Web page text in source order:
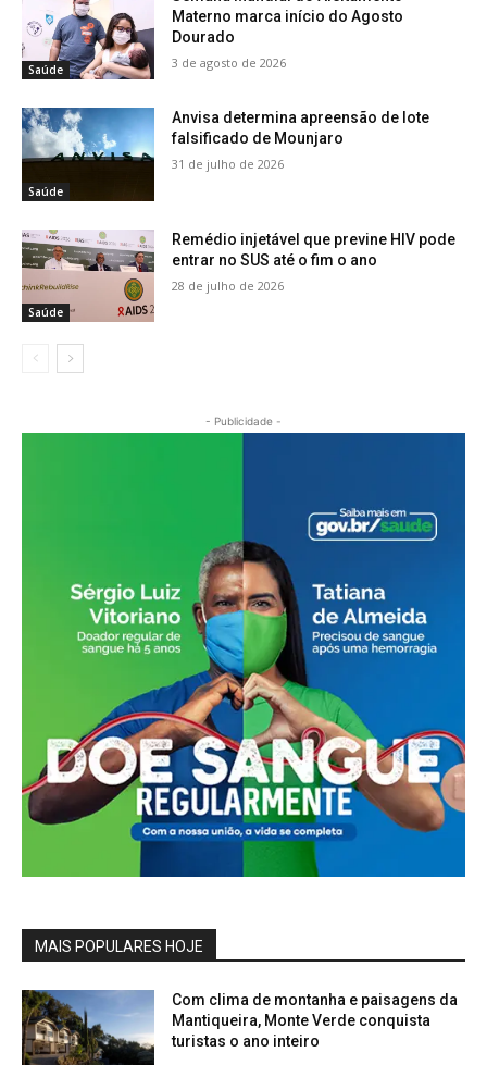
Saúde
Materno marca início do Agosto
Dourado
3 de agosto de 2026
Saúde
Anvisa determina apreensão de lote
falsificado de Mounjaro
31 de julho de 2026
Saúde
Remédio injetável que previne HIV pode
entrar no SUS até o fim o ano
28 de julho de 2026
- Publicidade -
MAIS POPULARES HOJE
Com clima de montanha e paisagens da
Mantiqueira, Monte Verde conquista
turistas o ano inteiro